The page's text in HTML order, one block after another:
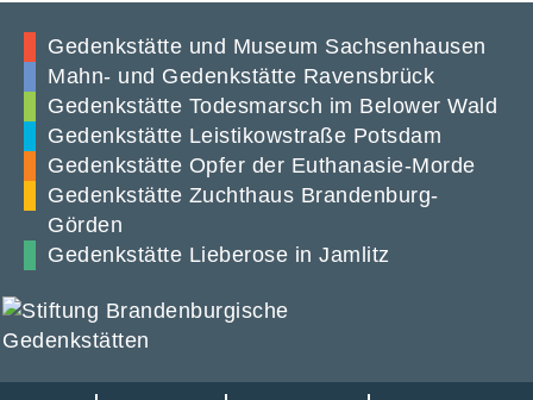
Gedenkstätte und Museum Sachsenhausen
Mahn- und Gedenkstätte Ravensbrück
Gedenkstätte Todesmarsch im Belower Wald
Gedenkstätte Leistikowstraße Potsdam
Gedenkstätte Opfer der Euthanasie-Morde
Gedenkstätte Zuchthaus Brandenburg-
Görden
Gedenkstätte Lieberose in Jamlitz